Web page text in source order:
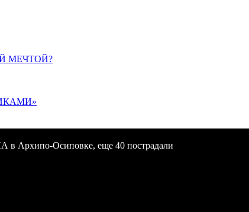
МЕЧТОЙ?
в Архипо-Осиповке, еще 40 пострадали